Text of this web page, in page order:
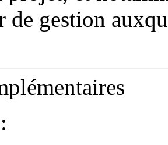
de gestion